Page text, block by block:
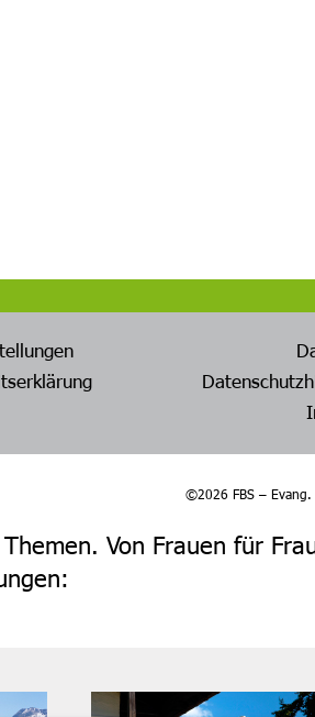
©2026 FBS – Evang.
Von Frauen für